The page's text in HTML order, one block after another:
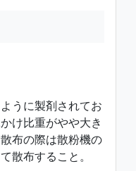
うに製剤されてお
け比重がやや大き
布の際は散粉機の
散布すること。